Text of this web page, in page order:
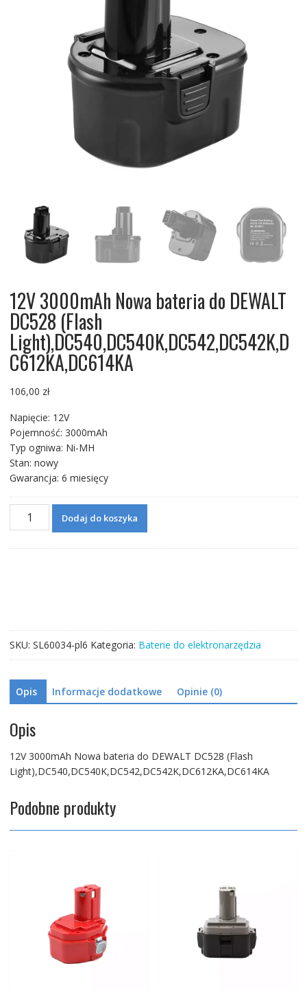
12V 3000mAh Nowa bateria do DEWALT
DC528 (Flash
Light),DC540,DC540K,DC542,DC542K,D
C612KA,DC614KA
106,00 zł
Napięcie: 12V
Pojemność: 3000mAh
Typ ogniwa: Ni-MH
Stan: nowy
Gwarancja: 6 miesięcy
ilość
(Flash
Light),DC540,DC540K,DC542,DC542K,DC612KA,DC614KA
Dodaj do koszyka
SKU: SL60034-pl6 Kategoria: Baterie do elektronarzędzia
Opis Informacje dodatkowe Opinie (0)
Opis
12V 3000mAh Nowa bateria do DEWALT DC528 (Flash
Light),DC540,DC540K,DC542,DC542K,DC612KA,DC614KA
Podobne produkty